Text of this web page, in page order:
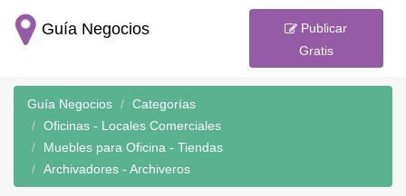
Guía Negocios
Publicar
Gratis
Guía Negocios
Categorías
Oficinas - Locales Comerciales
Muebles para Oficina - Tiendas
Archivadores - Archiveros